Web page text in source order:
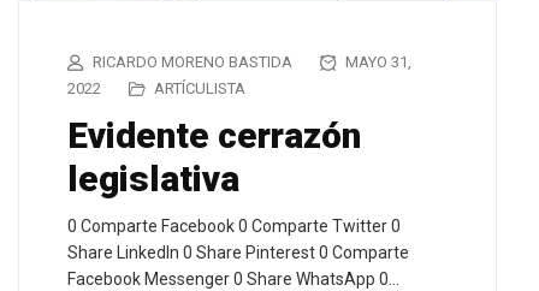
RICARDO MORENO BASTIDA
MAYO 31,
2022
ARTÍCULISTA
Evidente cerrazón
legislativa
0 Comparte Facebook 0 Comparte Twitter 0
Share LinkedIn 0 Share Pinterest 0 Comparte
Facebook Messenger 0 Share WhatsApp 0…